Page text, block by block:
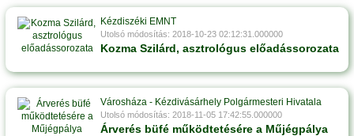
Kézdiszéki EMNT
Utolsó módosítás: 2018-10-23 02:12:31.000000
Kozma Szilárd, asztrológus előadássorozata
Városháza - Kézdivásárhely Polgármesteri Hivatala
Utolsó módosítás: 2018-11-05 17:42:55.000000
Árverés büfé működtetésére a Műjégpálya